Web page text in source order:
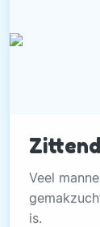
Veel
is.